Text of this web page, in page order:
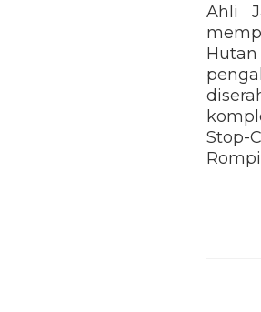
Ahli
Stop-